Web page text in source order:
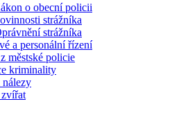
o obecní policii
strážníka
strážníka
a personální řízení
městské policie
kriminality
nálezy